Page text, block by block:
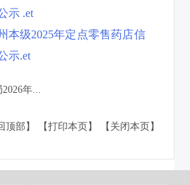
示 .et
本级2025年定点零售药店信
示.et
年...
顶部】
【打印本页】 【关闭本页】